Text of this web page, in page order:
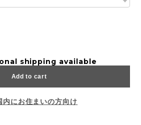
shipping available
Add to cart
内にお住まいの方向け